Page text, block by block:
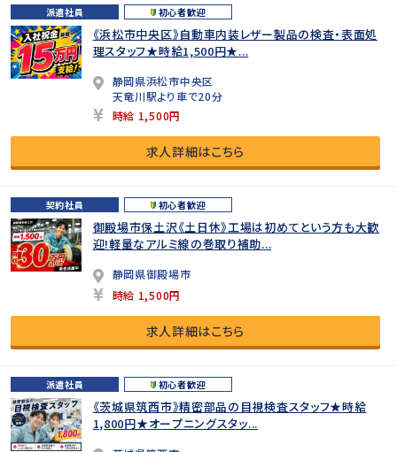
派遣社員 初心者歓迎
《浜松市中央区》自動車内装レザー製品の検査・表面処
理スタッフ★時給1,500円★...
静岡県浜松市中央区
天竜川駅より車で20分
時給 1,500円
求人詳細はこちら
契約社員 初心者歓迎
御殿場市保土沢《土日休》工場は初めてという方も大歓
迎!軽量なアルミ線の巻取り補助...
静岡県御殿場市
時給 1,500円
求人詳細はこちら
派遣社員 初心者歓迎
《茨城県筑西市》精密部品の目視検査スタッフ★時給
1,800円★オープニングスタッ...